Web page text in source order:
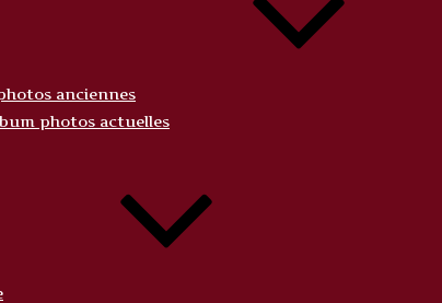
anciennes
photos actuelles